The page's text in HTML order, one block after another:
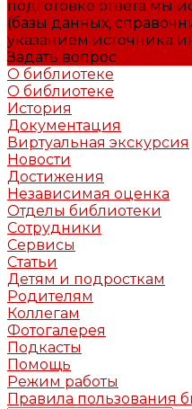
подготовке ответа мы
(базы данных,
указанием источника
Задать вопрос
О библиотеке
О библиотеке
История
Документация
Виртуальная экскурсия
Новости
Достижения
Независимая оценка
Отделы библиотеки
Сотрудники
Сервисы
Статьи
Детям и подросткам
Родителям
Коллегам
Фотогалерея
Подкасты
Помощь
Режим работы
Правила пользования